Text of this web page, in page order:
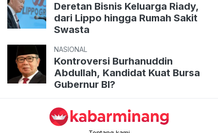
Deretan Bisnis Keluarga Riady,
dari Lippo hingga Rumah Sakit
Swasta
NASIONAL
Kontroversi Burhanuddin
Abdullah, Kandidat Kuat Bursa
Gubernur BI?